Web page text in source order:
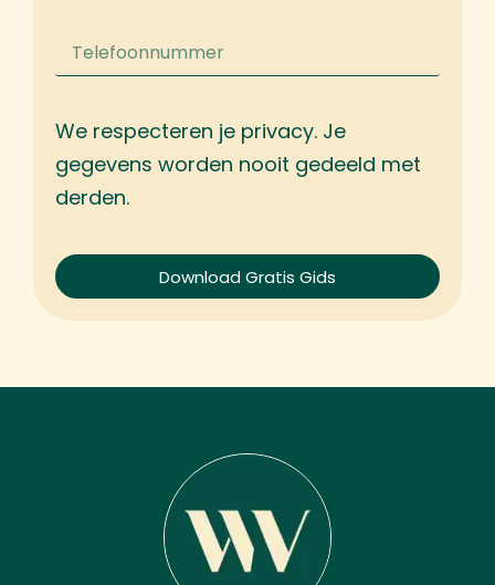
We respecteren je privacy. Je
gegevens worden nooit gedeeld met
derden.
Download Gratis Gids